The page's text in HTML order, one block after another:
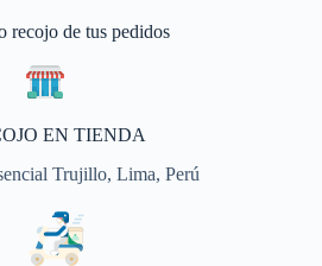
recojo de tus pedidos
EN TIENDA
Trujillo, Lima, Perú